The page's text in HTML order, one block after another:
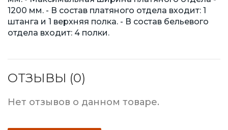
1200 мм. - В состав платяного отдела входит: 1
штанга и 1 верхняя полка. - В состав бельевого
отдела входит: 4 полки.
ОТЗЫВЫ (0)
Нет отзывов о данном товаре.